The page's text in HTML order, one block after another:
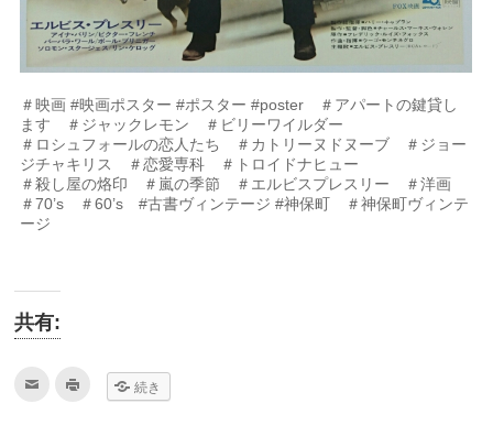
＃映画 #映画ポスター #ポスター #poster ＃アパートの鍵貸し
ます ＃ジャックレモン ＃ビリーワイルダー
＃ロシュフォールの恋人たち ＃カトリーヌドヌーブ ＃ジョー
ジチャキリス ＃恋愛専科 ＃トロイドナヒュー
＃殺し屋の烙印 ＃嵐の季節 ＃エルビスプレスリー ＃洋画
＃70’s ＃60’s #古書ヴィンテージ #神保町 ＃神保町ヴィンテ
ージ
共有:
続き